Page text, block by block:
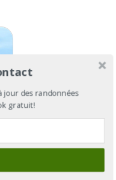
jour des randonnées
gratuit!